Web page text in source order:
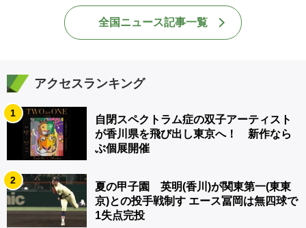
全国ニュース記事一覧
アクセスランキング
1
自閉スペクトラム症の双子アーティスト
が香川県を飛び出し東京へ！ 新作なら
ぶ個展開催
2
夏の甲子園 英明(香川)が関東第一(東東
京)との投手戦制す エース冨岡は無四球で
1失点完投